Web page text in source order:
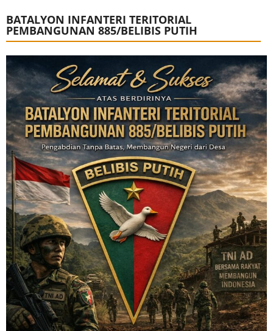
BATALYON INFANTERI TERITORIAL
PEMBANGUNAN 885/BELIBIS PUTIH